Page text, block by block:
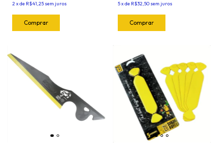
2xde R$41,25 sem juros
5xde R$32,50 sem juros